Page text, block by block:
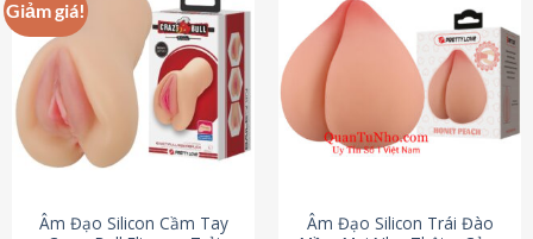
Giảm giá!
Âm Đạo Silicon Cầm Tay
Âm Đạo Silicon Trái Đào